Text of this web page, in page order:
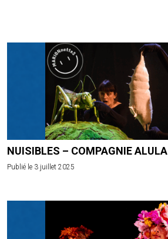
NUISIBLES – COMPAGNIE ALULA
Publié le 3 juillet 2025